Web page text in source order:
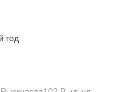
год